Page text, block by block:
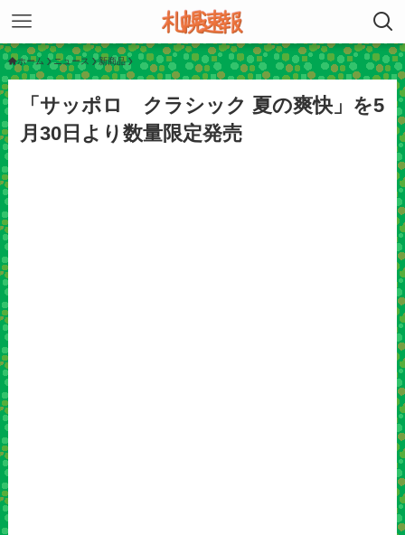
ホーム ニュース 新商品
「サッポロ クラシック 夏の爽快」を5
月30日より数量限定発売